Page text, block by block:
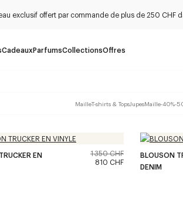
exclusif offert par commande de plus de 250 CHF
CadeauxParfumsCollectionsOffres
MailleT-shirts & TopsJupesMaille-40%-
EN
1 350 CHF
810 CHF
BLOUSON
DENIM